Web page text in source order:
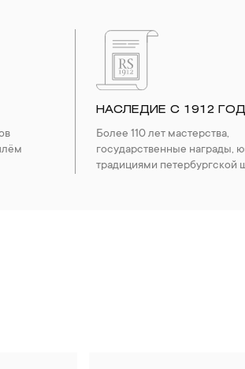
НАСЛЕДИЕ С 1912
Более 110 лет мастерства,
государственные награды,
традициями петербургской